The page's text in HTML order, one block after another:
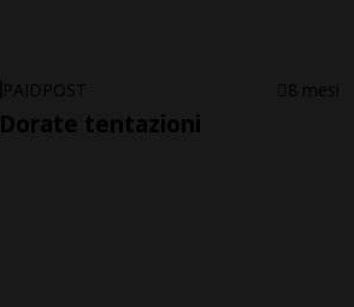
PAIDPOST 8 mesi
Dorate tentazioni